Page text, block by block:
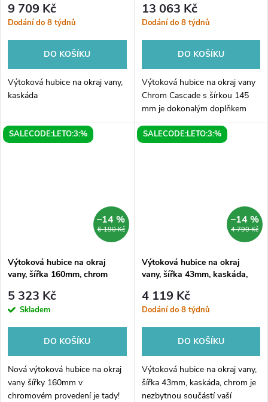
9 709 Kč
Dodání do 8 týdnů
DO KOŠÍKU
Výtoková hubice na okraj vany,
kaskáda
13 063 Kč
Dodání do 8 týdnů
DO KOŠÍKU
Výtoková hubice na okraj vany
Chrom Cascade s šírkou 145
mm je dokonalým doplňkem
pro vaši lázeňskou oázu. Díky
svému modernímu designu a
SALECODE:LETO:3:%
6 190 Kč
–14 %
Výtoková hubice na okraj
vany, šířka 160mm, chrom
5 323 Kč
Skladem
DO KOŠÍKU
Nová výtoková hubice na okraj
vany šířky 160mm v
chromovém provedení je tady!
SALECODE:LETO:3:%
4 790 Kč
–14 %
Výtoková hubice na okraj
vany, šířka 43mm, kaskáda,
4 119 Kč
Dodání do 8 týdnů
DO KOŠÍKU
Výtoková hubice na okraj vany,
šířka 43mm, kaskáda, chrom je
nezbytnou součástí vaší